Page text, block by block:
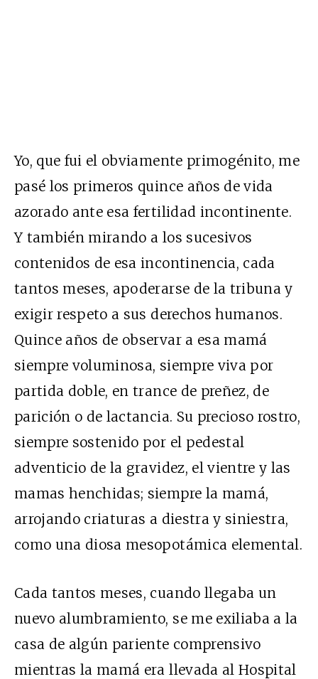
Yo, que fui el obviamente primogénito, me
pasé los primeros quince años de vida
azorado ante esa fertilidad incontinente.
Y también mirando a los sucesivos
contenidos de esa incontinencia, cada
tantos meses, apoderarse de la tribuna y
exigir respeto a sus derechos humanos.
Quince años de observar a esa mamá
siempre voluminosa, siempre viva por
partida doble, en trance de preñez, de
parición o de lactancia. Su precioso rostro,
siempre sostenido por el pedestal
adventicio de la gravidez, el vientre y las
mamas henchidas; siempre la mamá,
arrojando criaturas a diestra y siniestra,
como una diosa mesopotámica elemental.
Cada tantos meses, cuando llegaba un
nuevo alumbramiento, se me exiliaba a la
casa de algún pariente comprensivo
mientras la mamá era llevada al Hospital